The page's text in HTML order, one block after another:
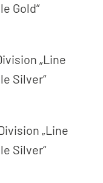
Gold“
„Line
Silver“
„Line
Silver“